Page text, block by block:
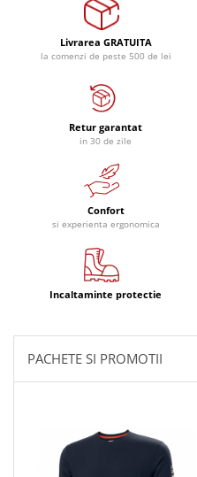
Livrarea GRATUITA
la comenzi de peste 500 de lei
Retur garantat
in 30 de zile
Confort
si experienta ergonomica
Incaltaminte protectie
PACHETE SI PROMOTII